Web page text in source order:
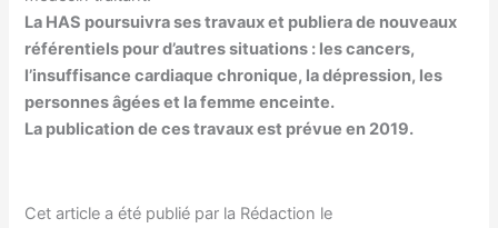
La HAS poursuivra ses travaux et publiera de nouveaux
référentiels pour d’autres situations : les cancers,
l’insuffisance cardiaque chronique, la dépression, les
personnes âgées et la femme enceinte.
La publication de ces travaux est prévue en 2019.
Cet article a été publié par la Rédaction le